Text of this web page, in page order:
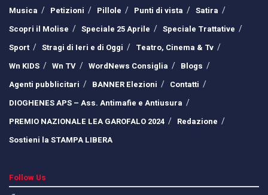
Musica
Petizioni Pillole Punti di vista
Satira
Scopri il Molise
Speciale 25 Aprile
Speciale Trattative
Sport
Stragi di Ieri e di Oggi
Teatro, Cinema & Tv
Wn KIDS
Wn TV WordNews Consiglia
Blogs
Agenti pubblicitari
BANNER Elezioni
Contatti
DIOGHENES APS – Ass. Antimafie e Antiusura
PREMIO NAZIONALE LEA GAROFALO 2024
Redazione
Sostieni la STAMPA LIBERA
Follow Us